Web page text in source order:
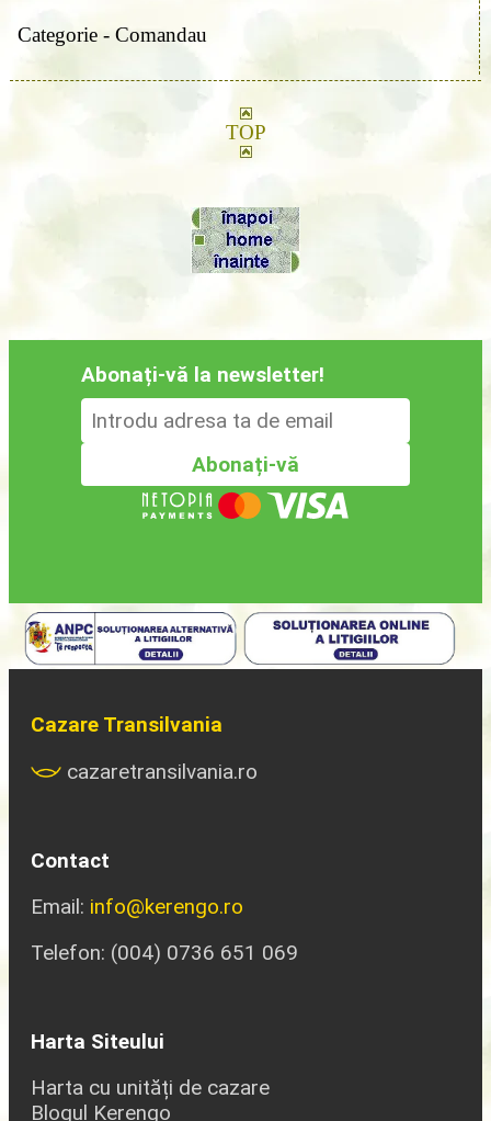
Categorie - Comandau
TOP
Abonați-vă la newsletter!
Cazare Transilvania
cazaretransilvania.ro
Contact
Email: info@kerengo.ro
Telefon: (004) 0736 651 069
Harta Siteului
Harta cu unități de cazare
Blogul Kerengo